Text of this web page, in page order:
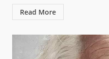
Read More